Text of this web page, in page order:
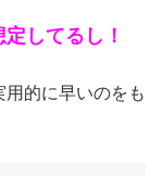
してるし！
的に早いのをも